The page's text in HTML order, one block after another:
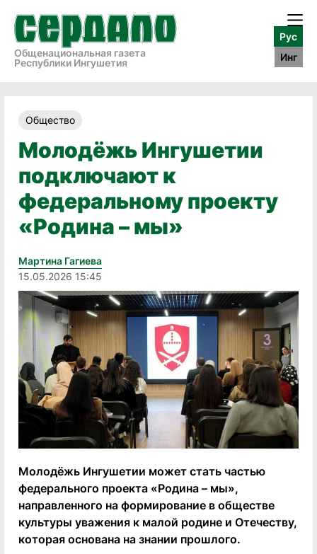
Общенациональная газета
Республики Ингушетия
Рус
Инг
Общество
Молодёжь Ингушетии
подключают к
федеральному проекту
«Родина – мы»
Мартина Гагиева
15.05.2026 15:45
Молодёжь Ингушетии может стать частью
федерального проекта «Родина – мы»,
направленного на формирование в обществе
культуры уважения к малой родине и Отечеству,
которая основана на знании прошлого.